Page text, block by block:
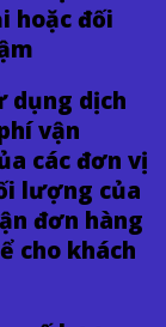
hoặc đối
dụng dịch
vận
các đơn vị
lượng của
đơn hàng
cho khách